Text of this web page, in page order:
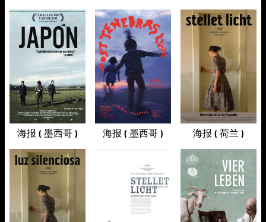
海报 ( 墨西哥 ) 海报 ( 墨西哥 ) 海报 ( 荷兰 )